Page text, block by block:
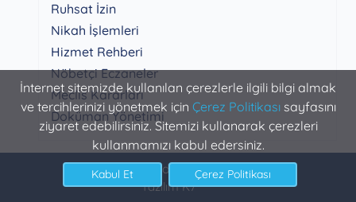
İnternet sitemizde kullanılan çerezlerle ilgili bilgi almak
ve tercihlerinizi yönetmek için Çerez Politikasısayfasını
ziyaret edebilirsiniz. Sitemizi kullanarak çerezleri
kullanmamızı kabul edersiniz.
Ruhsat İzin
Nikah İşlemleri
Hizmet Rehberi
Nöbetçi Eczaneler
Meclis Kararları
Doküman Yönetimi
Şahinbey Belediyesi Bilgi İşlem
Yazılım K7